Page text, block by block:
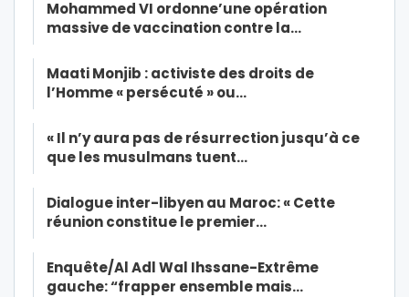
Mohammed VI ordonne’une opération
massive de vaccination contre la…
Maati Monjib : activiste des droits de
l’Homme « persécuté » ou…
« Il n’y aura pas de résurrection jusqu’à ce
que les musulmans tuent…
Dialogue inter-libyen au Maroc: « Cette
réunion constitue le premier…
Enquête/Al Adl Wal Ihssane-Extrême
gauche: “frapper ensemble mais…